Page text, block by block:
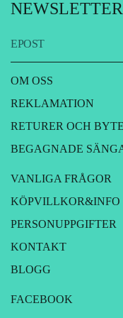
NEWSLETTER
EPOST
OM OSS
REKLAMATION
RETURER OCH
BEGAGNADE
VANLIGA FRÅGOR
KÖPVILLKOR&INFO
PERSONUPPGIFTER
KONTAKT
BLOGG
FACEBOOK